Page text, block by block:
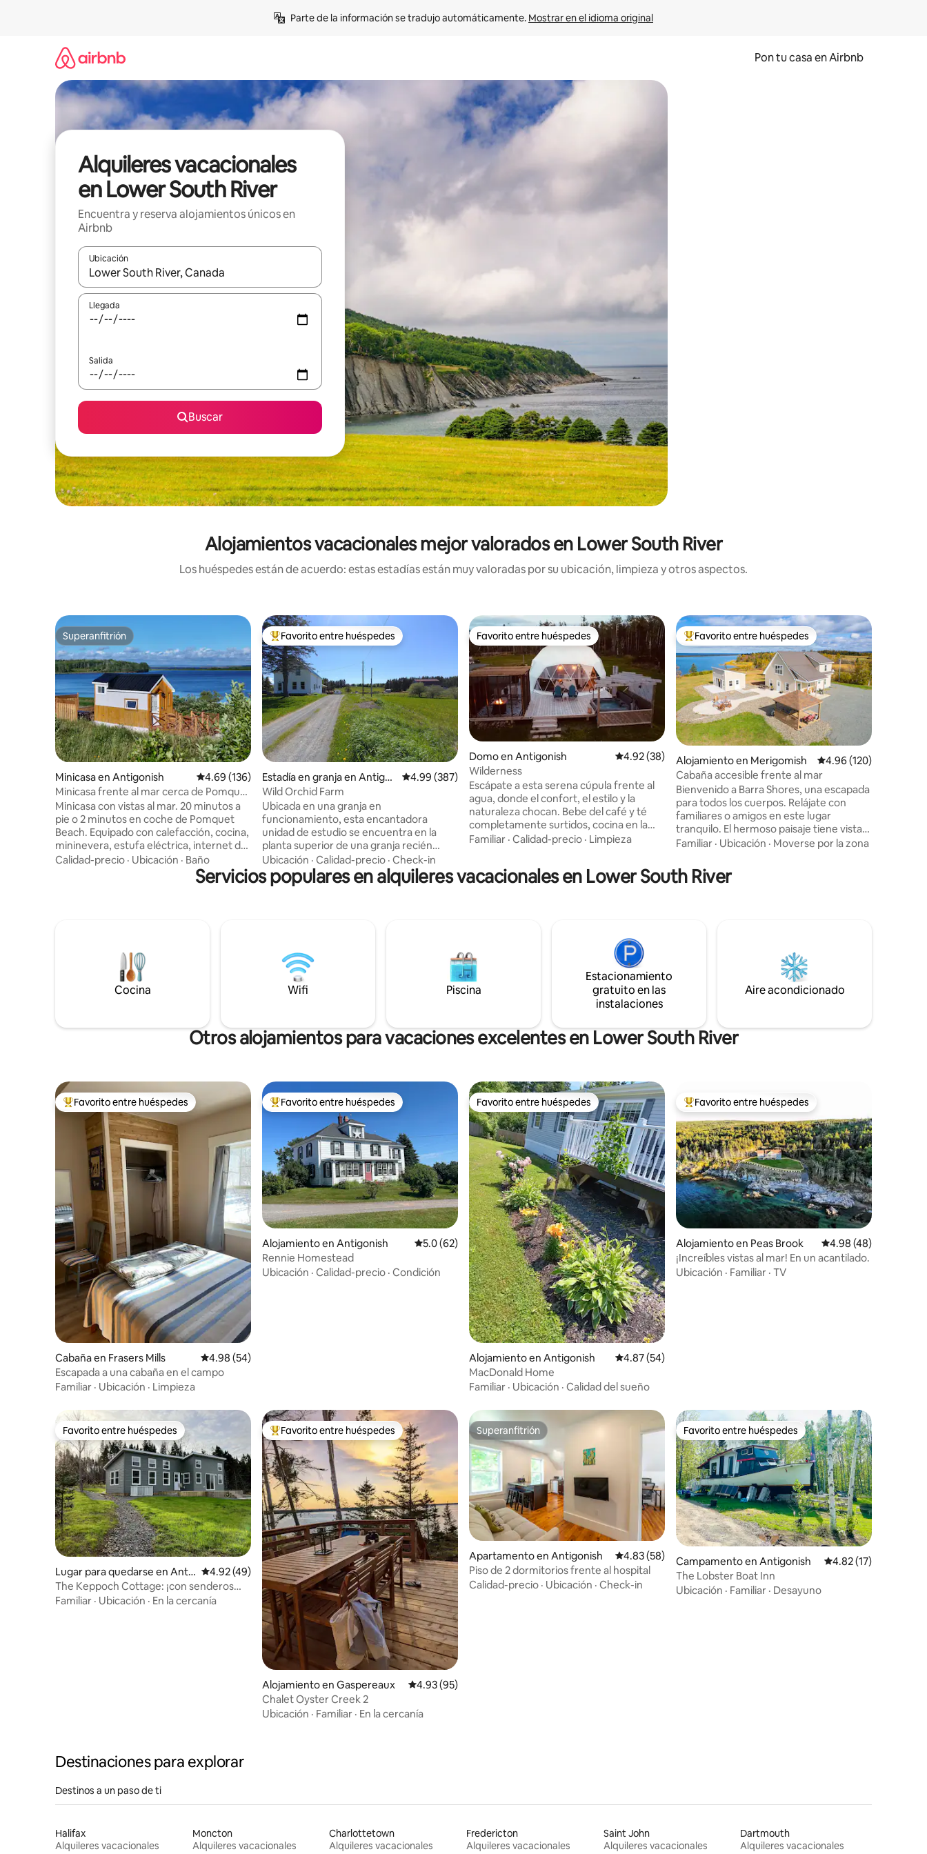
Parte de la información se tradujo automáticamente. Mostrar en el idioma original
Pon tu casa en Airbnb
Alquileres vacacionales
en Lower South River
Encuentra y reserva alojamientos únicos en
Airbnb
Ubicación
Cuando los resultados estén disponibles, navega con las teclas de flecha hacia arriba y hacia abajo o explora con el tacto o desliza el dedo.
Llegada
Salida
Buscar
Alojamientos vacacionales mejor valorados en Lower South River
Los huéspedes están de acuerdo: estas estadías están muy valoradas por su ubicación, limpieza y otros aspectos.
Superanfitrión
Superanfitrión
Minicasa en Antigonish Calificación promedio: 4.69 de 5, 136 reseñas
4.69 (136)
Minicasa frente al mar cerca de Pomquet
Beach (preparada para el invierno)
Minicasa con vistas al mar. 20 minutos a
pie o 2 minutos en coche de Pomquet
Beach. Equipado con calefacción, cocina,
mininevera, estufa eléctrica, internet de
alta velocidad, ventilador, microondas,
tostadora, baño, inodoro, ducha (6'),
calentador de agua caliente, cafetera,
para 2 personas cómodamente en una
cama doble o hasta 3 si traes una
cuna(pequeña alfombra para una sola
persona disponible bajo petición). Buena
Calidad-precio · Ubicación · Baño
Favorito entre huéspedes preferido
Favorito entre huéspedes
Estadía en granja en Antigo
nish
Calificación promedio: 4.99 de 5, 387 reseñas
4.99 (387)
Wild Orchid Farm
Ubicada en una granja en
funcionamiento, esta encantadora
unidad de estudio se encuentra en la
planta superior de una granja recién
renovada de 1800. Disfruta de las vigas
expuestas, cocina pequeña, baño
privado, baño de cuatro piezas con
granja en funcionamiento con vacas en
el campo, pollos libres (¡el gallo canta
temprano!) y cabras lecheras alpinas.
Ubicado a solo 4 km de la Universidad
Ubicación · Calidad-precio · Check-in
Favorito entre huéspedes
Favorito entre huéspedes
Domo en Antigonish Calificación promedio: 4.92 de 5, 38 reseñas
4.92 (38)
Wilderness
Escápate a esta serena cúpula frente al
agua, donde el confort, el estilo y la
naturaleza chocan. Bebe del café y té
completamente surtidos, cocina en la
cocina equipada y refréscate en el baño
vistas panorámicas, cama tamaño queen
descanso y mesa de fuego de propano,
además de un fogón en el césped: tu
mejor refugio frente al agua solo para
adultos.
Familiar · Calidad-precio · Limpieza
Favorito entre huéspedes preferido
Favorito entre huéspedes
Alojamiento en Merigomish Calificación promedio:
4.96 (120)
Cabaña accesible frente al mar
Bienvenido a Barra Shores, una escapada
para todos los cuerpos. Relájate con
familiares o amigos en este lugar
tranquilo. El hermoso paisaje tiene vistas
a la costa de Northumberland. La
barreras, como senderos arbolados,
campo abierto, cenador, pasillos de
edades y capacidades pueden alojarse,
escapar y disfrutar del aire libre.
Familiar · Ubicación · Moverse por la zona
Servicios populares en alquileres vacacionales en Lower South River
Cocina Wifi Piscina
Estacionamiento
gratuito en las
instalaciones
Aire acondicionado
Otros alojamientos para vacaciones excelentes en Lower South River
Favorito entre huéspedes preferido
Favorito entre huéspedes
Cabaña en Frasers Mills Calificación promedio: 4.98 de 5, 54 reseñas
4.98 (54)
Escapada a una cabaña en el campo
Familiar · Ubicación · Limpieza
Favorito entre huéspedes preferido
Favorito entre huéspedes
Alojamiento en Antigonish Calificación promedio: 5.0 de 5, 62 reseñas
5.0 (62)
Rennie Homestead
Ubicación · Calidad-precio · Condición
Favorito entre huéspedes
Favorito entre huéspedes
Alojamiento en Antigonish Calificación promedio: 4.87 de 5, 54 reseñas
4.87 (54)
MacDonald Home
Familiar · Ubicación · Calidad del sueño
Favorito entre huéspedes preferido
Favorito entre huéspedes
Alojamiento en Peas Brook Calificación
4.98 (48)
¡Increíbles vistas al mar! En un acantilado.
Ubicación · Familiar · TV
Favorito entre huéspedes
Favorito entre huéspedes
Lugar para quedarse en Anti
gonish County
Calificación promedio: 4.92 de 5, 49 reseñas
4.92 (49)
The Keppoch Cottage: ¡con senderos
justo detrás!
Familiar · Ubicación · En la cercanía
Favorito entre huéspedes preferido
Favorito entre huéspedes
Alojamiento en Gaspereaux Calificación promedio: 4.93 de 5, 95 reseñas
4.93 (95)
Chalet Oyster Creek 2
Ubicación · Familiar · En la cercanía
Superanfitrión
Superanfitrión
Apartamento en Antigonish Calificación promedio: 4.83 de 5, 58 reseñas
4.83 (58)
Piso de 2 dormitorios frente al hospital
Calidad-precio · Ubicación · Check-in
Favorito entre huéspedes
Favorito entre huéspedes
Campamento en Antigonish Calificación
4.82 (17)
The Lobster Boat Inn
Ubicación · Familiar · Desayuno
Destinaciones para explorar
Destinos a un paso de ti
Halifax
Alquileres vacacionales
Moncton
Alquileres vacacionales
Charlottetown
Alquileres vacacionales
Fredericton
Alquileres vacacionales
Saint John
Alquileres vacacionales
Dartmouth
Alquileres vacacionales